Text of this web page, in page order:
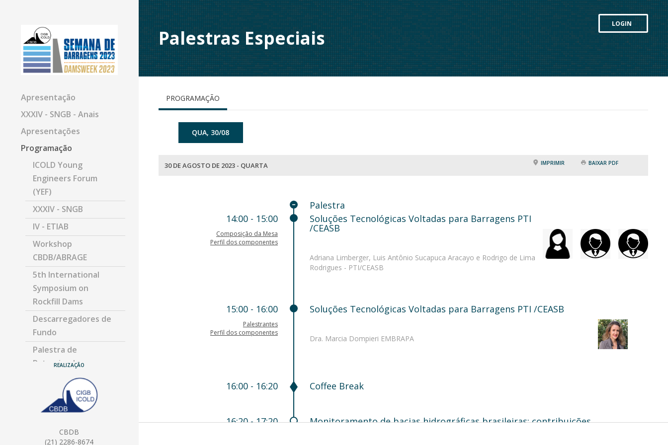
Apresentação
XXXIV - SNGB - Anais
Apresentações
Programação
ICOLD Young
Engineers Forum
(YEF)
XXXIV - SNGB
IV - ETIAB
Workshop
CBDB/ABRAGE
5th International
Symposium on
Rockfill Dams
Descarregadores de
Fundo
Palestra de
Patrocinadores
Reunião de
Comissões Técnicas
Palestras Especiais
Pós Evento
REALIZAÇÃO
CBDB
(21) 2286-8674
Palestras Especiais
LOGIN
PROGRAMAÇÃO
QUA, 30/08
30 DE AGOSTO DE 2023 - QUARTA IMPRIMIR BAIXAR PDF
Palestra
14:00 - 15:00
Composição da Mesa
Perfil dos componentes
Soluções Tecnológicas Voltadas para Barragens PTI
/CEASB
Adriana Limberger, Luis Antônio Sucapuca Aracayo e Rodrigo de Lima
Rodrigues - PTI/CEASB
15:00 - 16:00
Palestrantes
Perfil dos componentes
Soluções Tecnológicas Voltadas para Barragens PTI /CEASB
Dra. Marcia Dompieri EMBRAPA
16:00 - 16:20 Coffee Break
16:20 - 17:20 Monitoramento de bacias hidrográficas brasileiras: contribuições